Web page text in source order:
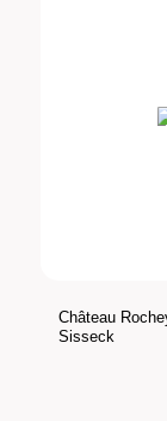
Château
Sisseck